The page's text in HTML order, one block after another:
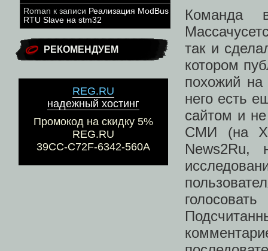
Roman к записи Реализация ModBus
RTU Slave на stm32
РЕКОМЕНДУЕМ
REG.RU
надежный хостинг
Промокод на скидку 5%
REG.RU
39CC-C72F-6342-560A
Команда
так и
котором
похожий на
него есть
сайтом и
СМИ (на
News2Ru,